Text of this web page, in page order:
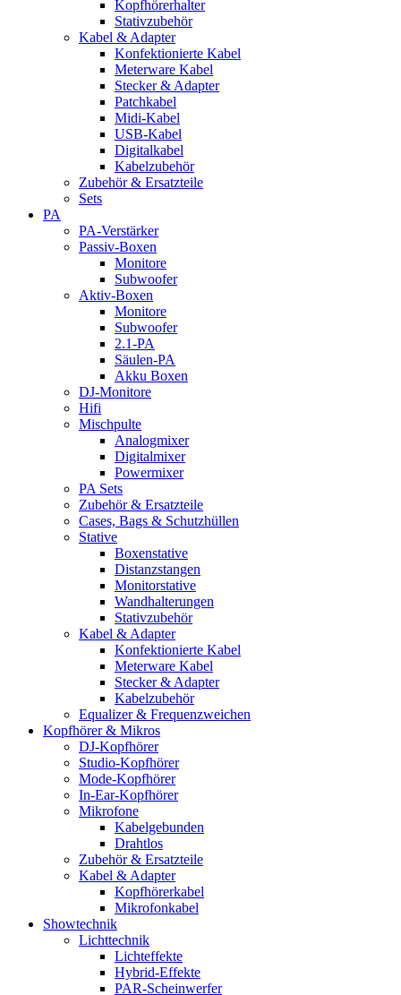
Kopfhörerhalter
Stativzubehör
Kabel & Adapter
Konfektionierte Kabel
Meterware Kabel
Stecker & Adapter
Patchkabel
Midi-Kabel
USB-Kabel
Digitalkabel
Kabelzubehör
Zubehör & Ersatzteile
Sets
PA
PA-Verstärker
Passiv-Boxen
Monitore
Subwoofer
Aktiv-Boxen
Monitore
Subwoofer
2.1-PA
Säulen-PA
Akku Boxen
DJ-Monitore
Hifi
Mischpulte
Analogmixer
Digitalmixer
Powermixer
PA Sets
Zubehör & Ersatzteile
Cases, Bags & Schutzhüllen
Stative
Boxenstative
Distanzstangen
Monitorstative
Wandhalterungen
Stativzubehör
Kabel & Adapter
Konfektionierte Kabel
Meterware Kabel
Stecker & Adapter
Kabelzubehör
Equalizer & Frequenzweichen
Kopfhörer & Mikros
DJ-Kopfhörer
Studio-Kopfhörer
Mode-Kopfhörer
In-Ear-Kopfhörer
Mikrofone
Kabelgebunden
Drahtlos
Zubehör & Ersatzteile
Kabel & Adapter
Kopfhörerkabel
Mikrofonkabel
Showtechnik
Lichttechnik
Lichteffekte
Hybrid-Effekte
PAR-Scheinwerfer